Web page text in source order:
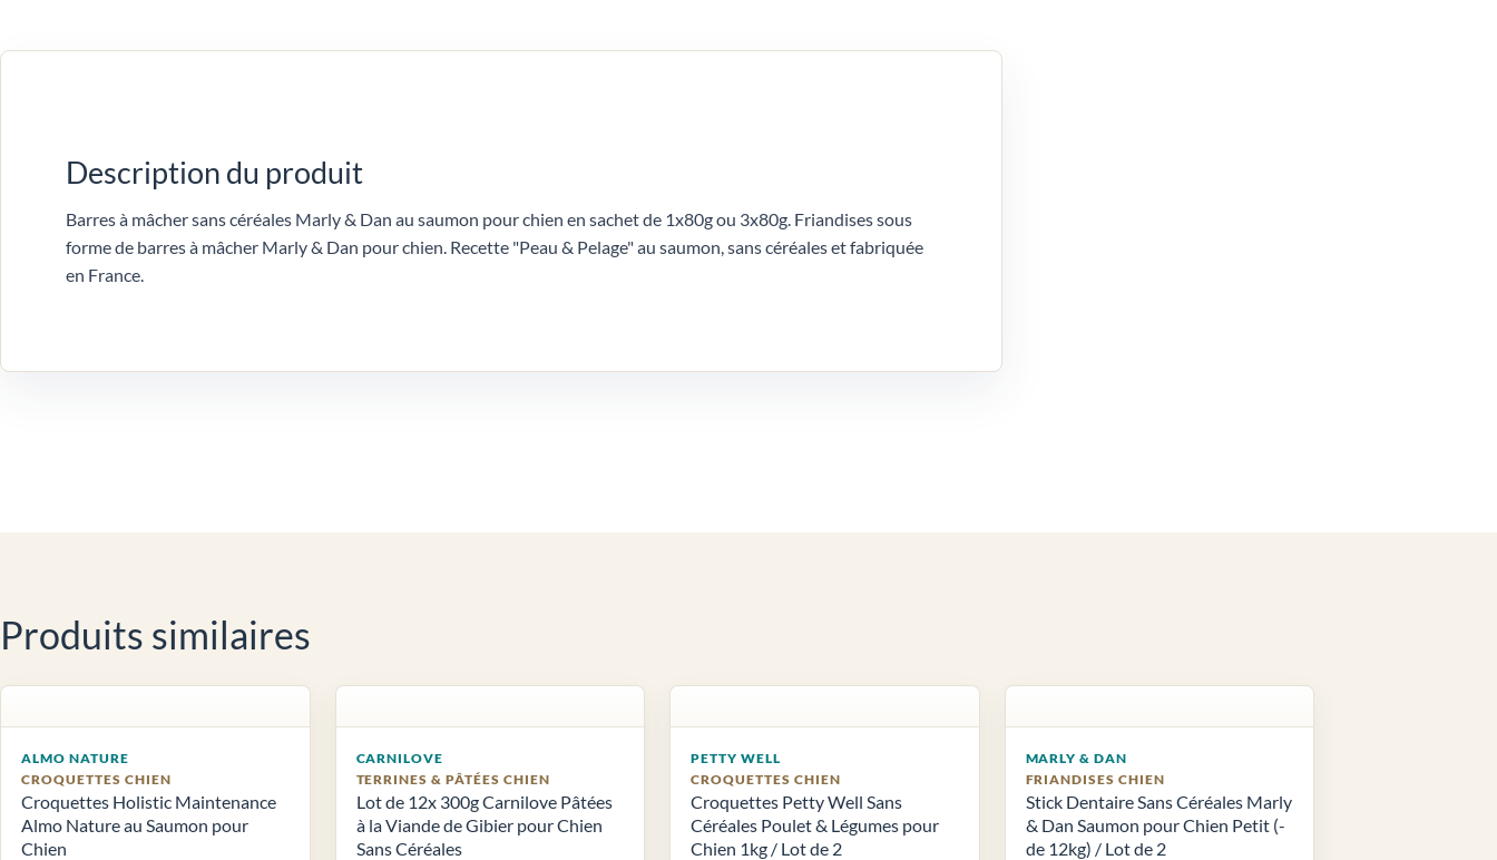
Description du produit
Barres à mâcher sans céréales Marly & Dan au saumon pour chien en sachet de 1x80g ou 3x80g. Friandises sous
forme de barres à mâcher Marly & Dan pour chien. Recette "Peau & Pelage" au saumon, sans céréales et fabriquée
en France.
Produits similaires
ALMO NATURE
CROQUETTES CHIEN
Croquettes Holistic Maintenance
Almo Nature au Saumon pour
Chien
CARNILOVE
TERRINES & PÂTÉES CHIEN
Lot de 12x 300g Carnilove Pâtées
à la Viande de Gibier pour Chien
Sans Céréales
PETTY WELL
CROQUETTES CHIEN
Croquettes Petty Well Sans
Céréales Poulet & Légumes pour
Chien 1kg / Lot de 2
MARLY & DAN
FRIANDISES CHIEN
Stick Dentaire Sans Céréales Marly
& Dan Saumon pour Chien Petit (-
de 12kg) / Lot de 2